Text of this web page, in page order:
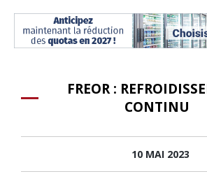
FREOR :
CONTINU
10 MAI 2023